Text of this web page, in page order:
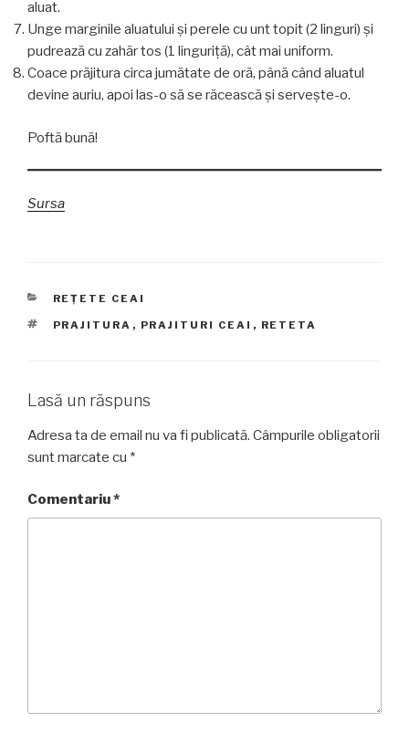
aluat.
Unge marginile aluatului și perele cu unt topit (2 linguri) și
pudrează cu zahăr tos (1 linguriță), cât mai uniform.
Coace prăjitura circa jumătate de oră, până când aluatul
devine auriu, apoi las-o să se răcească și servește-o.
Poftă bună!
Sursa
CATEGORII
REȚETE CEAI
ETICHETE
PRAJITURA , PRAJITURI CEAI , RETETA
Lasă un răspuns
Adresa ta de email nu va fi publicată. Câmpurile obligatorii
sunt marcate cu *
Comentariu*